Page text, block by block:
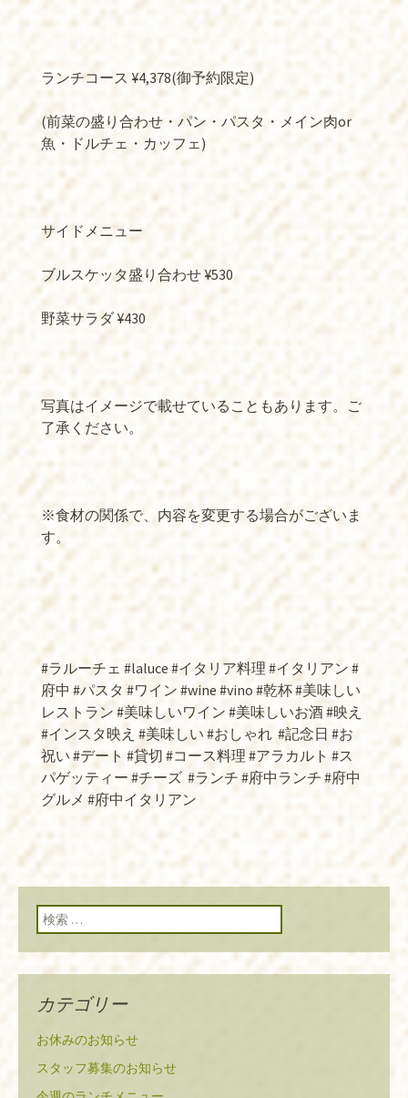
ランチコース ¥4,378(御予約限定)
(前菜の盛り合わせ・パン・パスタ・メイン肉or
魚・ドルチェ・カッフェ)
サイドメニュー
ブルスケッタ盛り合わせ ¥530
野菜サラダ ¥430
写真はイメージで載せていることもあります。ご
了承ください。
※食材の関係で、内容を変更する場合がございま
す。
#ラルーチェ #laluce #イタリア料理 #イタリアン #
府中 #パスタ #ワイン #wine #vino #乾杯 #美味しい
レストラン #美味しいワイン #美味しいお酒 #映え
#インスタ映え #美味しい #おしゃれ #記念日 #お
祝い #デート #貸切 #コース料理 #アラカルト #ス
パゲッティー #チーズ #ランチ #府中ランチ #府中
グルメ #府中イタリアン
検索:
カテゴリー
お休みのお知らせ
スタッフ募集のお知らせ